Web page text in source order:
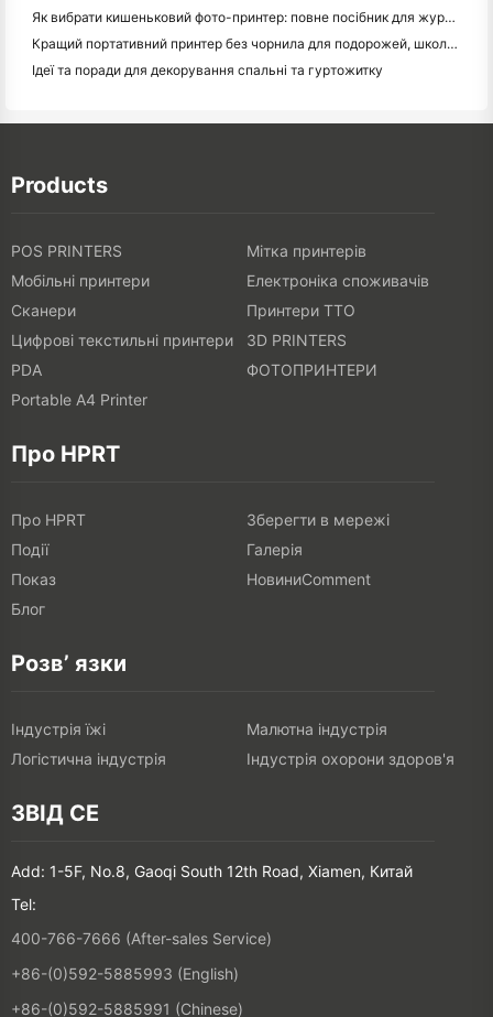
Як вибрати кишеньковий фото-принтер: повне посібник для журналістів, подорожей та користувачів iPhone
Кращий портативний принтер без чорнила для подорожей, школи та мобільної роботи: огляд Hanin MT620 Pro
Ідеї та поради для декорування спальні та гуртожитку
Products
POS PRINTERS
Мітка принтерів
Мобільні принтери
Електроніка споживачів
Сканери
Принтери TTO
Цифрові текстильні принтери
3D PRINTERS
PDA
ФОТОПРИНТЕРИ
Portable A4 Printer
Про HPRT
Про HPRT
Зберегти в мережі
Події
Галерія
Показ
НовиниComment
Блог
Розв’ язки
Індустрія їжі
Малютна індустрія
Логістична індустрія
Індустрія охорони здоров'я
ЗВІД СЕ
Add: 1-5F, No.8, Gaoqi South 12th Road, Xiamen, Китай
Tel:
400-766-7666 (After-sales Service)
+86-(0)592-5885993 (English)
+86-(0)592-5885991 (Chinese)